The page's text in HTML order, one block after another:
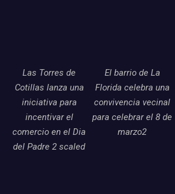
Las Torres de
Cotillas lanza una
iniciativa para
incentivar el
comercio en el Dia
del Padre 2 scaled
El barrio de La
Florida celebra una
convivencia vecinal
para celebrar el 8 de
marzo2